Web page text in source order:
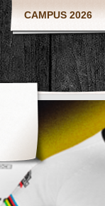
CAMPUS 2026